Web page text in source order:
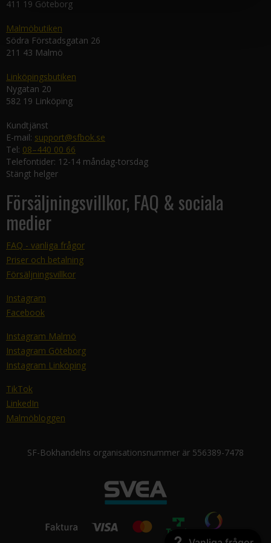
411 19 Göteborg
Malmöbutiken
Södra Förstadsgatan 26
211 43 Malmö
Linköpingsbutiken
Nygatan 20
582 19 Linköping
Kundtjänst
E-mail: support@sfbok.se
Tel: 08–440 00 66
Telefontider: 12-14 måndag-torsdag
Stängt helger
Försäljningsvillkor, FAQ & sociala
medier
FAQ - vanliga frågor
Priser och betalning
Försäljningsvillkor
Instagram
Facebook
Instagram Malmö
Instagram Göteborg
Instagram Linköping
TikTok
LinkedIn
Malmöbloggen
SF-Bokhandelns organisationsnummer är 556389-7478